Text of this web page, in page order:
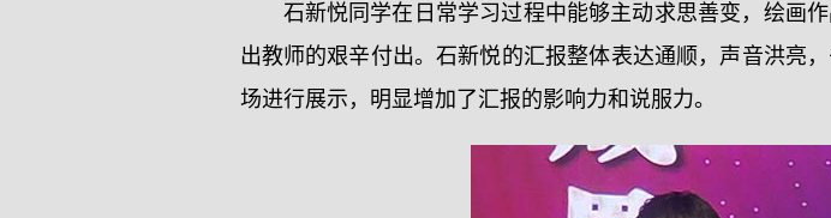
石新悦同学在日常学习过程中能够主动求思善变，绘画
出教师的艰辛付出。石新悦的汇报整体表达通顺，声音洪亮
场进行展示，明显增加了汇报的影响力和说服力。